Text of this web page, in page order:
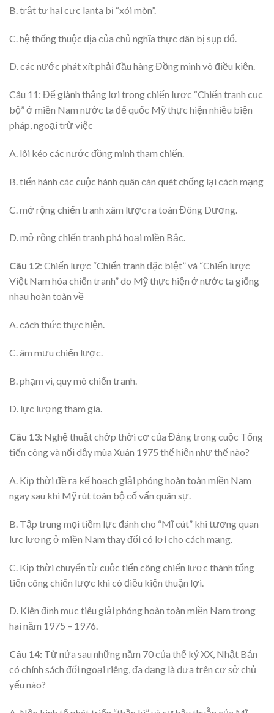
B. trật tự hai cực lanta bị “xói mòn”.
C. hệ thống thuộc địa của chủ nghĩa thực dân bị sụp đổ.
D. các nước phát xít phải đầu hàng Đồng minh vô điều kiện.
Câu 11: Để giành thắng lợi trong chiến lược “Chiến tranh cục
bộ” ở miền Nam nước ta đế quốc Mỹ thực hiện nhiều biện
pháp, ngoại trừ việc
A. lôi kéo các nước đồng minh tham chiến.
B. tiến hành các cuộc hành quân càn quét chống lại cách mạng
C. mở rộng chiến tranh xâm lược ra toàn Đông Dương.
D. mở rộng chiến tranh phá hoại miền Bắc.
Câu 12: Chiến lược “Chiến tranh đặc biệt” và “Chiến lược
Việt Nam hóa chiến tranh” do Mỹ thực hiện ở nước ta giống
nhau hoàn toàn về
A. cách thức thực hiện.
C. âm mưu chiến lược.
B. phạm vi, quy mô chiến tranh.
D. lực lượng tham gia.
Câu 13: Nghệ thuật chớp thời cơ của Đảng trong cuộc Tổng
tiến công và nổi dậy mùa Xuân 1975 thể hiện như thế nào?
A. Kịp thời đề ra kế hoạch giải phóng hoàn toàn miền Nam
ngay sau khi Mỹ rút toàn bộ cố vấn quân sự.
B. Tập trung mọi tiềm lực đánh cho “Mĩ cút” khi tương quan
lực lượng ở miền Nam thay đổi có lợi cho cách mạng.
C. Kịp thời chuyển từ cuộc tiến công chiến lược thành tổng
tiến công chiến lược khi có điều kiện thuận lợi.
D. Kiên định mục tiêu giải phóng hoàn toàn miền Nam trong
hai năm 1975 – 1976.
Câu 14: Từ nửa sau những năm 70 của thế kỷ XX, Nhật Bản
có chính sách đối ngoại riêng, đa dạng là dựa trên cơ sở chủ
yếu nào?